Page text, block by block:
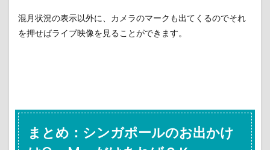
混月状況の表示以外に、カメラのマークも出てくるのでそれ
を押せばライブ映像を見ることができます。
まとめ：シンガポールのお出かけ